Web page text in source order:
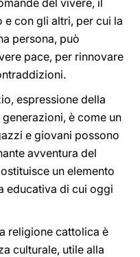
del vivere, il
con gli altri, per cui la
persona, può
pace, per rinnovare
espressione della
è come un
e giovani possono
avventura del
un elemento
educativa di cui oggi
religione cattolica è
culturale, utile alla